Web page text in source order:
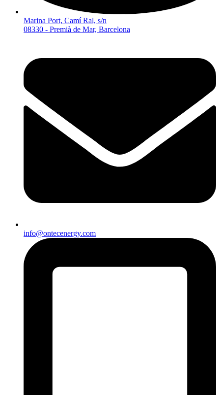
Marina Port, Camí Ral, s/n
08330 - Premià de Mar, Barcelona
info@ontecenergy.com